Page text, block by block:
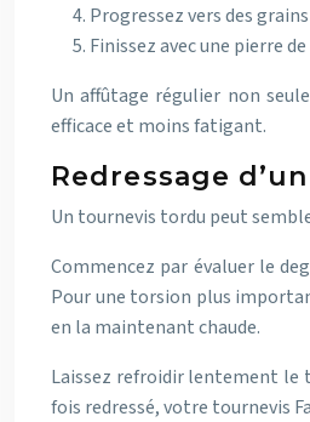
Progressez vers des
Finissez avec une pierre
Un affûtage régulier non
efficace et moins fatigant.
Redressage
Un tournevis tordu peut
Commencez par évaluer le
Pour une torsion plus
en la maintenant chaude.
Laissez refroidir lentement le
fois redressé, votre tournevis